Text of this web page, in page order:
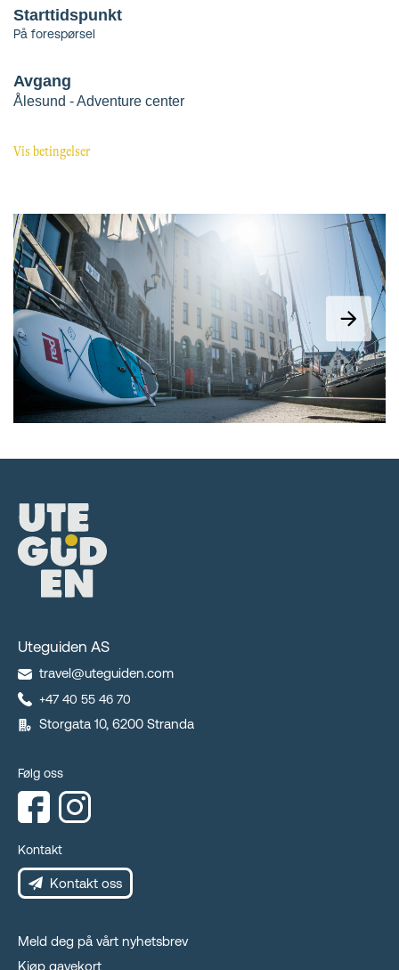
Uteguiden AS
travel@uteguiden.com
+47 40 55 46 70
Storgata 10, 6200 Stranda
Følg oss
Kontakt
Kontakt oss
Meld deg på vårt nyhetsbrev
Kjøp gavekort